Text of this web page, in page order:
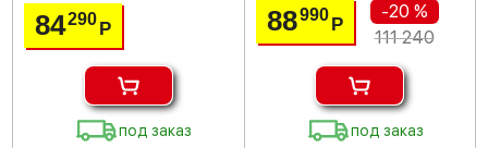
84290Р
под заказ
88990 Р
-20 %
111 240
под заказ